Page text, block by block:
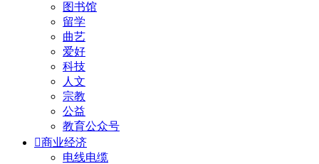
图书馆
留学
曲艺
爱好
科技
人文
宗教
公益
教育公众号
商业经济
电线电缆